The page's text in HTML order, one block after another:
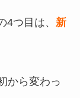
つ目は、 新
から変わっ